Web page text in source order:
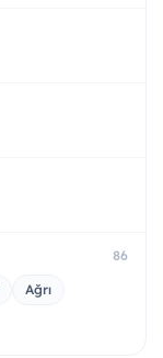
86
Ağrı